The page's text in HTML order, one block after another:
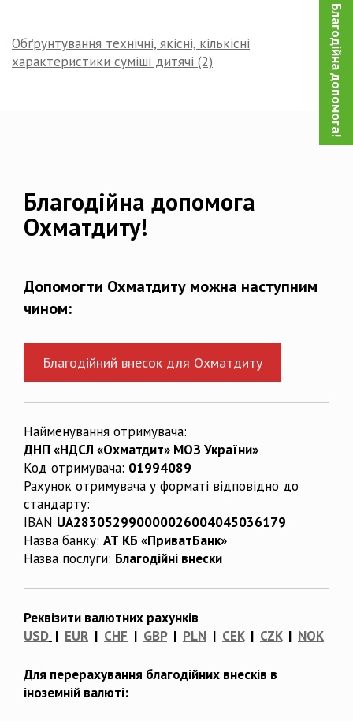
Благодійна допомога!
Обґрунтування технічні, якісні, кількісні
характеристики суміші дитячі (2)
Благодійна допомога
Охматдиту!
Допомогти Охматдиту можна наступним
чином:
Благодійний внесок для Охматдиту
Найменування отримувача:
ДНП «НДСЛ «Охматдит» МОЗ України»
Код отримувача: 01994089
Рахунок отримувача у форматі відповідно до
стандарту:
IBAN UA283052990000026004045036179
Назва банку: АТ КБ «ПриватБанк»
Назва послуги: Благодійні внески
Реквізити валютних рахунків
USD | EUR | CHF | GBP| PLN | CEK| CZK| NOK
Для перерахування благодійних внесків в
іноземній валюті: